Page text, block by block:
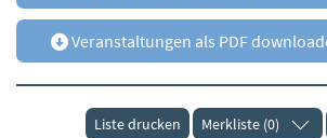
Veranstaltungen als PDF
Liste drucken Merkliste (0)